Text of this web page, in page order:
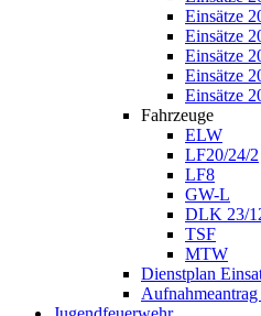
Einsätze
Einsätze
Einsätze
Einsätze
Einsätze
Fahrzeuge
ELW
LF20/24/2
LF8
GW-L
DLK 23/
TSF
MTW
Dienstplan